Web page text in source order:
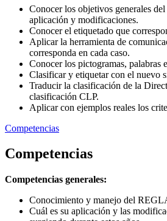
Conocer los objetivos generales
aplicación y modificaciones.
Conocer el etiquetado que
Aplicar la herramienta de
corresponda en cada caso.
Conocer los pictogramas, palabras
Clasificar y etiquetar con el nuevo
Traducir la clasificación de la
clasificación CLP.
Aplicar con ejemplos reales los
Competencias
Competencias
Competencias generales:
Conocimiento y manejo del
Cuál es su aplicación y las